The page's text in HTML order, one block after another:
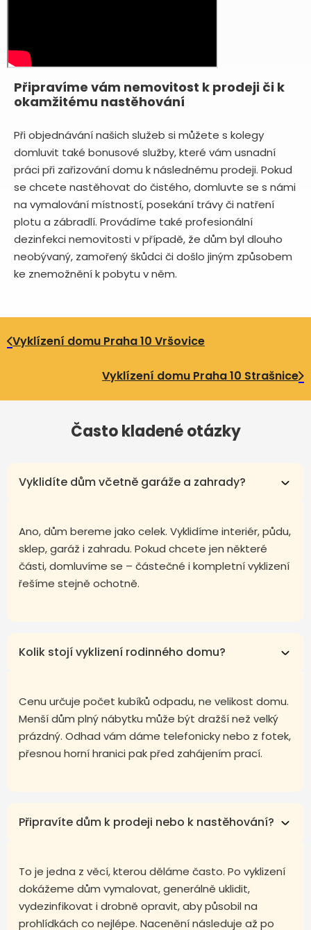
Připravíme vám nemovitost k prodeji či k
okamžitému nastěhování
Při objednávání našich služeb si můžete s kolegy
domluvit také bonusové služby, které vám usnadní
práci při zařizování domu k následnému prodeji. Pokud
se chcete nastěhovat do čistého, domluvte se s námi
na vymalování místností, posekání trávy či natření
plotu a zábradlí. Provádíme také profesionální
dezinfekci nemovitosti v případě, že dům byl dlouho
neobývaný, zamořený škůdci či došlo jiným způsobem
ke znemožnění k pobytu v něm.
Vyklízení domu Praha 10 Vršovice
Vyklízení domu Praha 10 Strašnice
Často kladené otázky
Vyklidíte dům včetně garáže a zahrady?
Ano, dům bereme jako celek. Vyklidíme interiér, půdu,
sklep, garáž i zahradu. Pokud chcete jen některé
části, domluvíme se – částečné i kompletní vyklizení
řešíme stejně ochotně.
Kolik stojí vyklizení rodinného domu?
Cenu určuje počet kubíků odpadu, ne velikost domu.
Menší dům plný nábytku může být dražší než velký
prázdný. Odhad vám dáme telefonicky nebo z fotek,
přesnou horní hranici pak před zahájením prací.
Připravíte dům k prodeji nebo k nastěhování?
To je jedna z věcí, kterou děláme často. Po vyklizení
dokážeme dům vymalovat, generálně uklidit,
vydezinfikovat i drobně opravit, aby působil na
prohlídkách co nejlépe. Nacenění následuje až po